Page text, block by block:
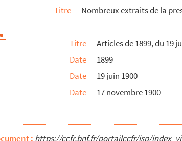
(1790-1795) d'après des documents ...
du décès de M. Rodolphe Reuss correspondant ...
de Lorraine
Titre
Nombreux extraits de la
Titre
Articles de 1899, du 19
Date
1899
Date
19 juin 1900
Date
17 novembre 1900
: https://ccfr.bnf.fr/portailccfr/jsp/